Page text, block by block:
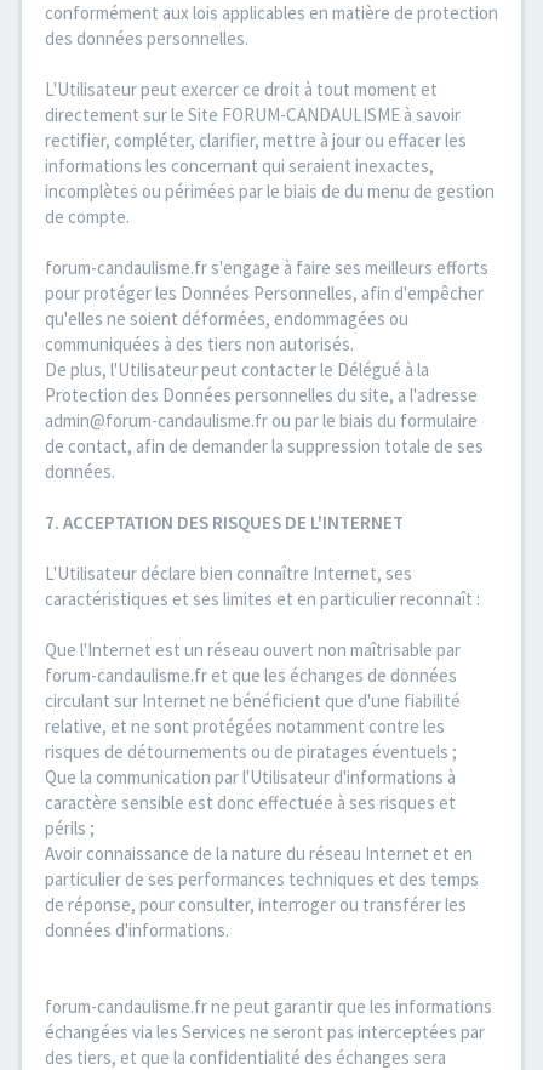
conformément aux lois applicables en matière de protection
des données personnelles.
L'Utilisateur peut exercer ce droit à tout moment et
directement sur le Site FORUM-CANDAULISME à savoir
rectifier, compléter, clarifier, mettre à jour ou effacer les
informations les concernant qui seraient inexactes,
incomplètes ou périmées par le biais de du menu de gestion
de compte.
forum-candaulisme.fr s'engage à faire ses meilleurs efforts
pour protéger les Données Personnelles, afin d'empêcher
qu'elles ne soient déformées, endommagées ou
communiquées à des tiers non autorisés.
De plus, l'Utilisateur peut contacter le Délégué à la
Protection des Données personnelles du site, a l'adresse
admin@forum-candaulisme.fr ou par le biais du formulaire
de contact, afin de demander la suppression totale de ses
données.
7. ACCEPTATION DES RISQUES DE L'INTERNET
L'Utilisateur déclare bien connaître Internet, ses
caractéristiques et ses limites et en particulier reconnaît :
Que l'Internet est un réseau ouvert non maîtrisable par
forum-candaulisme.fr et que les échanges de données
circulant sur Internet ne bénéficient que d'une fiabilité
relative, et ne sont protégées notamment contre les
risques de détournements ou de piratages éventuels ;
Que la communication par l'Utilisateur d'informations à
caractère sensible est donc effectuée à ses risques et
périls ;
Avoir connaissance de la nature du réseau Internet et en
particulier de ses performances techniques et des temps
de réponse, pour consulter, interroger ou transférer les
données d'informations.
forum-candaulisme.fr ne peut garantir que les informations
échangées via les Services ne seront pas interceptées par
des tiers, et que la confidentialité des échanges sera